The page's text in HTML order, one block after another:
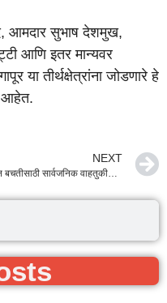
आमदार सुभाष देशमुख,
आणि इतर मान्यवर
या तीर्थक्षेत्रांना जोडणारे हे
आहेत.
NEXT
इंधन बचतीसाठी सार्वजनिक वाहतुकीचा वापर करा; पालकमंत्री शंभूराज देसाई यांचे सातारा जिल्हा प्रशासनाला निर्देश